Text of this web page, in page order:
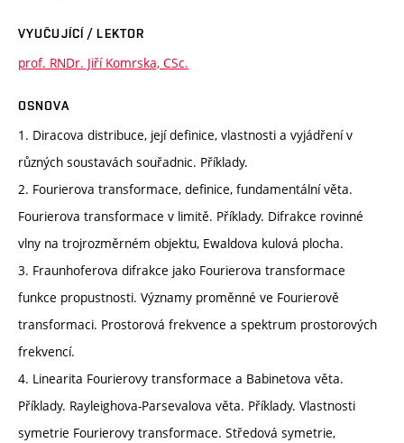
VYUČUJÍCÍ / LEKTOR
prof. RNDr. Jiří Komrska, CSc.
OSNOVA
1. Diracova distribuce, její definice, vlastnosti a vyjádření v
různých soustavách souřadnic. Příklady.
2. Fourierova transformace, definice, fundamentální věta.
Fourierova transformace v limitě. Příklady. Difrakce rovinné
vlny na trojrozměrném objektu, Ewaldova kulová plocha.
3. Fraunhoferova difrakce jako Fourierova transformace
funkce propustnosti. Významy proměnné ve Fourierově
transformaci. Prostorová frekvence a spektrum prostorových
frekvencí.
4. Linearita Fourierovy transformace a Babinetova věta.
Příklady. Rayleighova-Parsevalova věta. Příklady. Vlastnosti
symetrie Fourierovy transformace. Středová symetrie,